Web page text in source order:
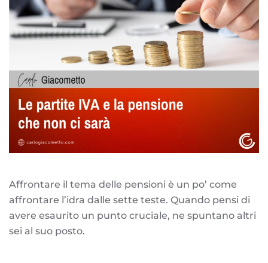
Affrontare il tema delle pensioni è un po’ come
affrontare l’idra dalle sette teste. Quando pensi di
avere esaurito un punto cruciale, ne spuntano altri
sei al suo posto.